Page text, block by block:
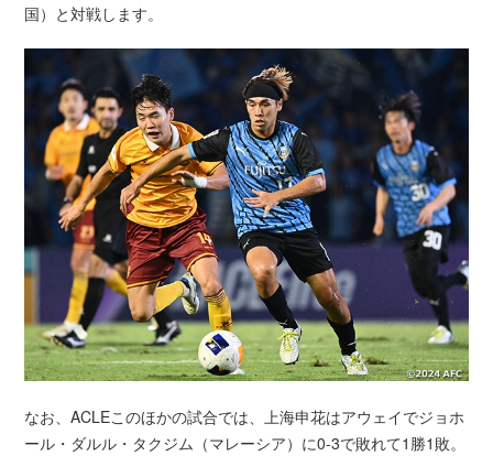
国）と対戦します。
なお、ACLEこのほかの試合では、上海申花はアウェイでジョホ
ール・ダルル・タクジム（マレーシア）に0-3で敗れて1勝1敗。